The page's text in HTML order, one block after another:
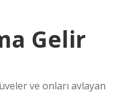
Gelir
ve onları avlayan